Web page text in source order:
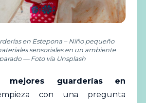
en Estepona – Niño pequeño
sensoriales en un ambiente
— Foto vía Unsplash
mejores guarderíasen
con una pregunta